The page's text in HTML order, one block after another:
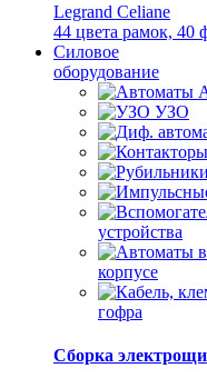
Legrand Celiane
44 цвета рамок, 40
Силовое
оборудование
УЗО
устройства
корпусе
гофра
Сборка